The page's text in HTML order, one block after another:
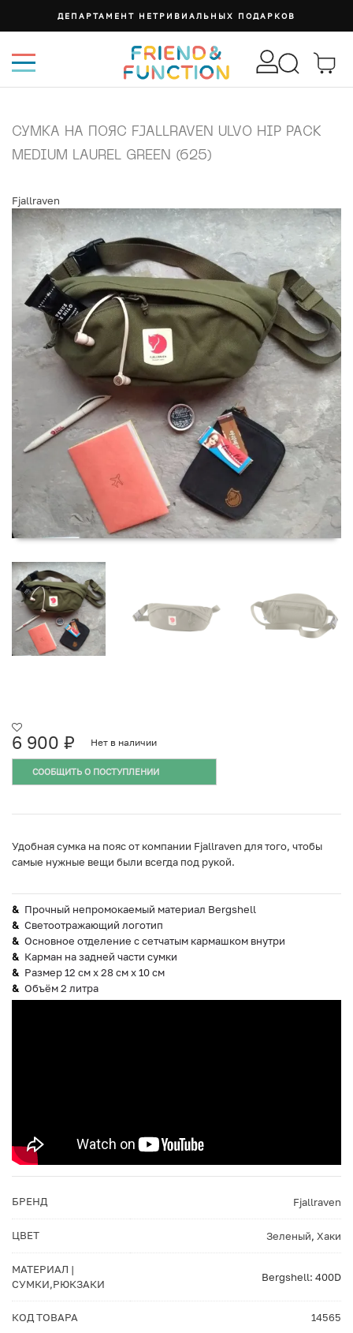
ДЕПАРТАМЕНТ НЕТРИВИАЛЬНЫХ ПОДАРКОВ
СУМКА НА ПОЯС FJALLRAVEN ULVO HIP PACK
MEDIUM LAUREL GREEN (625)
Fjallraven
6 900 ₽ Нет в наличии
СООБЩИТЬ О ПОСТУПЛЕНИИ
Удобная сумка на пояс от компании Fjallraven для того, чтобы
самые нужные вещи были всегда под рукой.
Прочный непромокаемый материал Bergshell
Светоотражающий логотип
Основное отделение с сетчатым кармашком внутри
Карман на задней части сумки
Размер 12 см x 28 см x 10 см
Объём 2 литра
БРЕНД Fjallraven
ЦВЕТ Зеленый, Хаки
МАТЕРИАЛ |
СУМКИ,РЮКЗАКИ
Bergshell: 400D
КОД ТОВАРА 14565